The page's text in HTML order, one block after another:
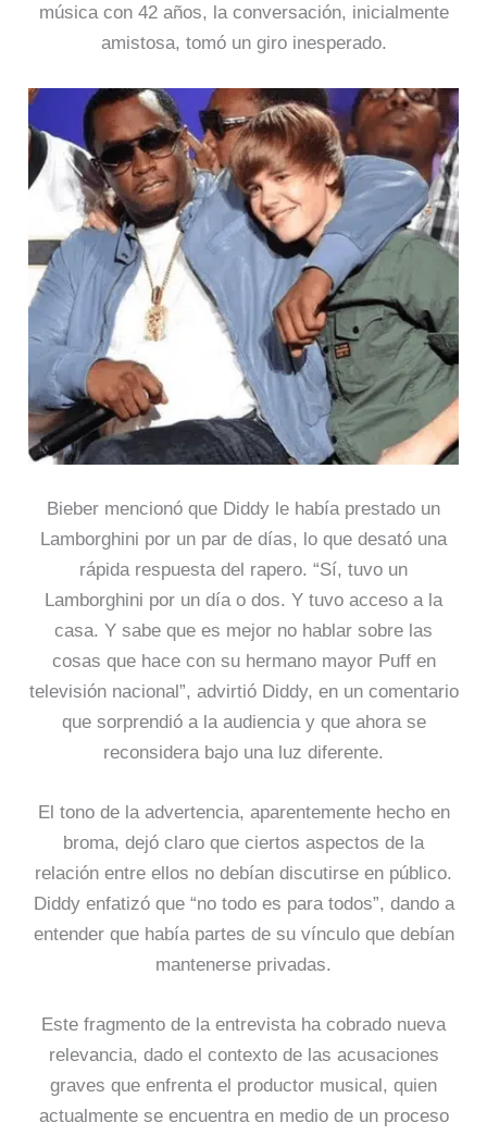
música con 42 años, la conversación, inicialmente
amistosa, tomó un giro inesperado.
Bieber mencionó que Diddy le había prestado un
Lamborghini por un par de días, lo que desató una
rápida respuesta del rapero. “Sí, tuvo un
Lamborghini por un día o dos. Y tuvo acceso a la
casa. Y sabe que es mejor no hablar sobre las
cosas que hace con su hermano mayor Puff en
televisión nacional”, advirtió Diddy, en un comentario
que sorprendió a la audiencia y que ahora se
reconsidera bajo una luz diferente.
El tono de la advertencia, aparentemente hecho en
broma, dejó claro que ciertos aspectos de la
relación entre ellos no debían discutirse en público.
Diddy enfatizó que “no todo es para todos”, dando a
entender que había partes de su vínculo que debían
mantenerse privadas.
Este fragmento de la entrevista ha cobrado nueva
relevancia, dado el contexto de las acusaciones
graves que enfrenta el productor musical, quien
actualmente se encuentra en medio de un proceso